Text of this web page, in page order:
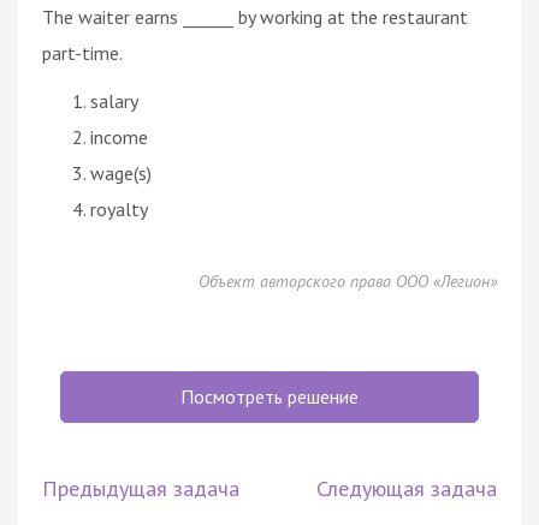
The waiter earns ______ by working at the restaurant
part-time.
salary
income
wage(s)
royalty
Объект авторского права ООО «Легион»
Посмотреть решение
Предыдущая задача Следующая задача